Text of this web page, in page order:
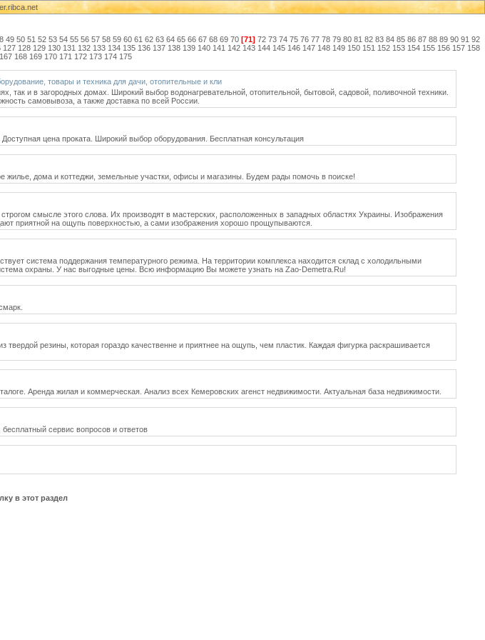
49 50 51 52 53 54 55 56 57 58 59 60 61 62 63 64 65 66 67 68 69 70 [71] 72 73 74 75 76 77 78 79 80 81 82 83 84 85 86 87 88 89 90 91 92
127 128 129 130 131 132 133 134 135 136 137 138 139 140 141 142 143 144 145 146 147 148 149 150 151 152 153 154 155 156 157 158
167 168 169 170 171 172 173 174 175
товары и техника для дачи, отопительные и кли
так и в загородных домах. Широкий выбор водонагревательной, отопительной, бытовой, садовой, поливочной техники.
самовывоза, а также доставка по всей России.
цена проката. Широкий выбор оборудования. Бесплатная консультация
жилье, дома и коттеджи, земельные участки, офисы и магазины. Будем рады помочь в поиске!
смысле этого слова. Их производят в мастерских, расположенных в западных областях Украины. Изображения
приятной на ощупь поверхностью, а сами изображения хорошо прощупываются.
система поддержания температурного режима. На территории комплекса находится склад с холодильными
охраны. У нас выгодные цены. Всю информацию Вы можете узнать на Zao-Demetra.Ru!
резины, которая гораздо качественне и приятнее на ощупь, чем пластик. Каждая фигурка раскрашивается
Аренда жилая и коммерческая. Анализ всех Кемеровских агенст недвижимости. Актуальная база недвижимости.
сервис вопросов и ответов
в этот раздел